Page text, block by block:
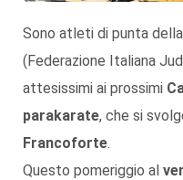
Sono atleti di punta
(Federazione Italiana
attesissimi ai prossimi
parakarate, che si
Francoforte.
Questo pomeriggio al